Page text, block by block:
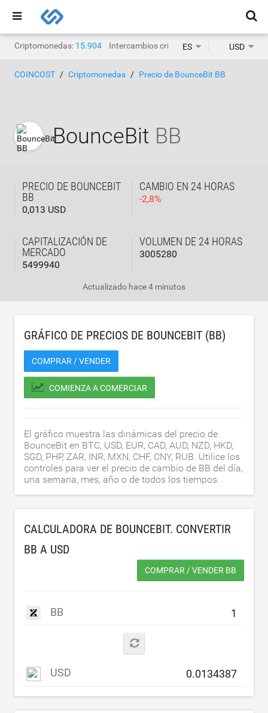
Criptomonedas: 15.904 Intercambios criptográficos: 1468
ES USD
COINCOST Criptomonedas Precio de BounceBit BB
BounceBit BB
PRECIO DE BOUNCEBIT
BB
0,013 USD
CAMBIO EN 24 HORAS
-2,8%
CAPITALIZACIÓN DE
MERCADO
5499940
VOLUMEN DE 24 HORAS
3005280
Actualizado hace 4 minutos
GRÁFICO DE PRECIOS DE BOUNCEBIT (BB)
COMPRAR / VENDER
COMIENZA A COMERCIAR
El gráfico muestra las dinámicas del precio de
BounceBit en BTC, USD, EUR, CAD, AUD, NZD, HKD,
SGD, PHP, ZAR, INR, MXN, CHF, CNY, RUB. Utilice los
controles para ver el precio de cambio de BB del día,
una semana, mes, año o de todos los tiempos.
CALCULADORA DE BOUNCEBIT. CONVERTIR
BB A USD
COMPRAR / VENDER BB
BB
USD